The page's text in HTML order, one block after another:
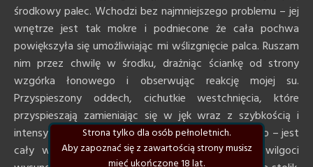
środkowy palec. Wchodzi bez najmniejszego problemu – jej
wnętrze jest tak mokre i podniecone że cała pochwa
powiększyła się umożliwiając mi wślizgnięcie palca. Ruszam
nim przez chwilę w środku, drażniąc ściankę od strony
wzgórka łonowego i obserwując reakcję mojej su.
Przyspieszony oddech, cichutkie westchnięcia, które
przyspieszają zamieniając się w jęk wraz z szybkością i
intensywnością poruszania mojego palca. Wyjmuję go – jest
cały w soczkach, a przy wyjęciu nitka gęstej wilgoci
Strona tylko dla osób pełnoletnich.
Aby zapoznać się z zawartością strony musisz